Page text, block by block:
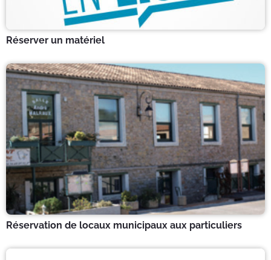
Réserver un matériel
Réservation de locaux municipaux aux particuliers